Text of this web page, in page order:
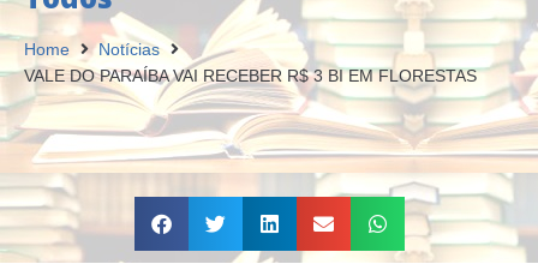
Home
Notícias
VALE DO PARAÍBA VAI RECEBER R$ 3 BI EM FLORESTAS